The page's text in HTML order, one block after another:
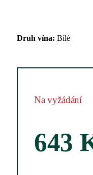
Druh vína: Bílé
Na vyžádání
643